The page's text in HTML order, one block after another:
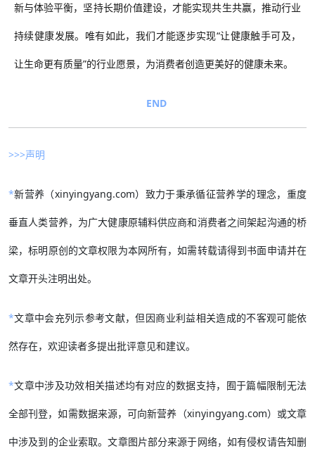
新与体验平衡，坚持长期价值建设，才能实现共生共赢，推动行业
持续健康发展。 唯有如此，我们才能逐步实现“让健康触手可及，
让生命更有质量”的行业愿景，为消费者创造更美好的健康未来。
END
>>>声明
*新营养（xinyingyang.com）致力于秉承循征营养学的理念，重度
垂直人类营养，为广大健康原辅料供应商和消费者之间架起沟通的桥
梁，标明原创的文章权限为本网所有，如需转载请得到书面申请并在
文章开头注明出处。
*文章中会充列示参考文献，但因商业利益相关造成的不客观可能依
然存在，欢迎读者多提出批评意见和建议。
*文章中涉及功效相关描述均有对应的数据支持，囿于篇幅限制无法
全部刊登，如需数据来源，可向新营养（xinyingyang.com）或文章
中涉及到的企业索取。文章图片部分来源于网络，如有侵权请告知删